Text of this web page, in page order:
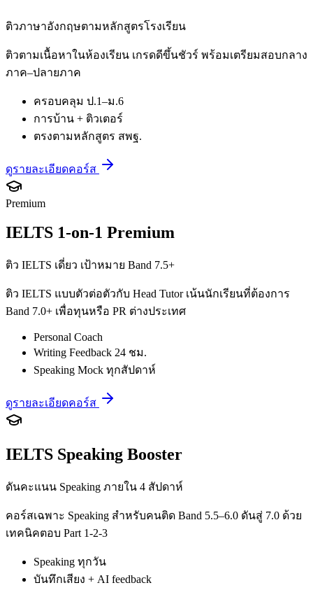
ติวภาษาอังกฤษตามหลักสูตรโรงเรียน
ติวตามเนื้อหาในห้องเรียน เกรดดีขึ้นชัวร์ พร้อมเตรียมสอบกลาง
ภาค–ปลายภาค
ครอบคลุม ป.1–ม.6
การบ้าน + ติวเตอร์
ตรงตามหลักสูตร สพฐ.
ดูรายละเอียดคอร์ส
Premium
IELTS 1-on-1 Premium
ติว IELTS เดี่ยว เป้าหมาย Band 7.5+
ติว IELTS แบบตัวต่อตัวกับ Head Tutor เน้นนักเรียนที่ต้องการ
Band 7.0+ เพื่อทุนหรือ PR ต่างประเทศ
Personal Coach
Writing Feedback 24 ชม.
Speaking Mock ทุกสัปดาห์
ดูรายละเอียดคอร์ส
IELTS Speaking Booster
ดันคะแนน Speaking ภายใน 4 สัปดาห์
คอร์สเฉพาะ Speaking สำหรับคนติด Band 5.5–6.0 ดันสู่ 7.0 ด้วย
เทคนิคตอบ Part 1-2-3
Speaking ทุกวัน
บันทึกเสียง + AI feedback